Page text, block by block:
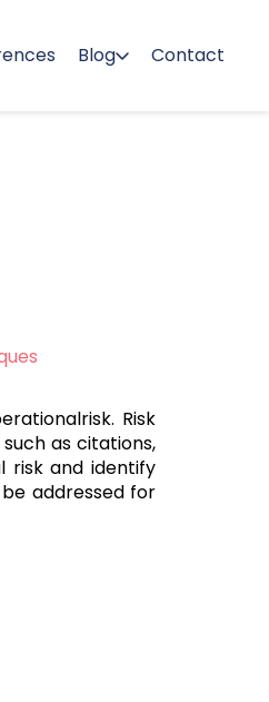
Blog Contact
Risk
as citations,
risk and identify
addressed for